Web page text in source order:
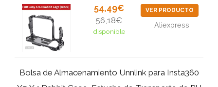
54,49€
56,18€
disponible
VER PRODUCTO
Aliexpress
Bolsa de Almacenamiento Unnlink para Insta360